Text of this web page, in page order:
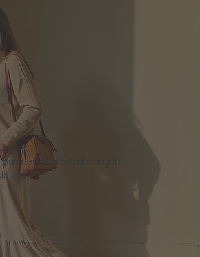
Business-Selbstführung in
aus